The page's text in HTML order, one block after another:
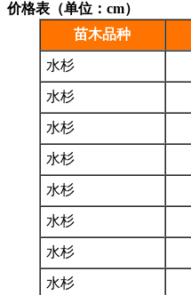
价格表（单位：cm）
苗木品种
水杉
水杉
水杉
水杉
水杉
水杉
水杉
水杉